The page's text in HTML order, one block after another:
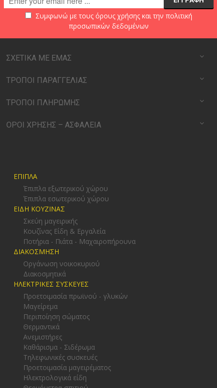
Συμφωνώ με τους όρους χρήσηςκαι την πολιτική
προσωπικών δεδομένων
ΣΧΕΤΙΚΑ ΜΕ ΕΜΑΣ
ΤΡΟΠΟΙ ΠΑΡΑΓΓΕΛΙΑΣ
ΤΡΟΠΟΙ ΠΛΗΡΩΜΗΣ
ΟΡΟΙ ΧΡΗΣΗΣ – ΑΣΦΑΛΕΙΑ
ΕΠΙΠΛΑ
Έπιπλα εξωτερικού χώρου
Έπιπλα εσωτερικού χώρου
ΕΙΔΗ ΚΟΥΖΙΝΑΣ
Σκεύη μαγειρικής
Κουζίνας Είδη & Εργαλεία
Ποτήρια - Πιάτα - Μαχαιροπήρουνα
ΔΙΑΚΟΣΜΗΣΗ
Οργάνωση νοικοκυριού
Διακοσμητικά
ΗΛΕΚΤΡΙΚΕΣ ΣΥΣΚΕΥΕΣ
Προετοιμασία πρωϊνού - γλυκών
Μαγείρεμα
Περιποίηση σώματος
Θερμαντικά
Ανεμιστήρες
Καθάρισμα - Σιδέρωμα
Τηλεφωνικές συσκευές
Προετοιμασία μαγειρέματος
Ηλεκτρολογικά είδη